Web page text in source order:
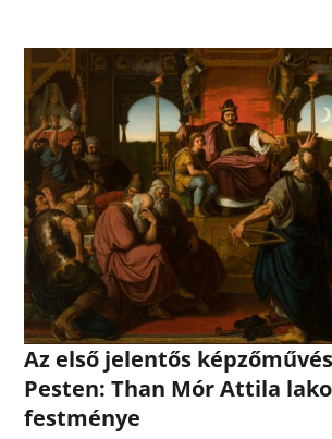
Az első jelentős
Pesten: Than Mór Attila
festménye